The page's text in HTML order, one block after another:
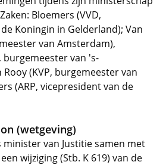
Bloemers (VVD,
Koningin in Gelderland); Van
van Amsterdam),
burgemeester van 's-
Rooy (KVP, burgemeester van
(ARP, vicepresident van de
(wetgeving)
minister van Justitie samen met
wijziging (Stb. K 619) van de